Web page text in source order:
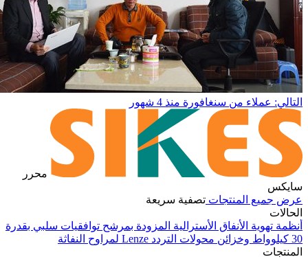
التالي: عملاء من سنغافورة منذ 4 شهور
محرر
سايكس
عرض جميع المنتجات تصفية سريعة
الحالات
أنظمة تهوية الأنفاق الأسترالية المزودة بمرشح توافقيات سلبي بقدرة
30 كيلوواط وخزائن محولات التردد Lenze لمراوح النفاثة
المنتجات